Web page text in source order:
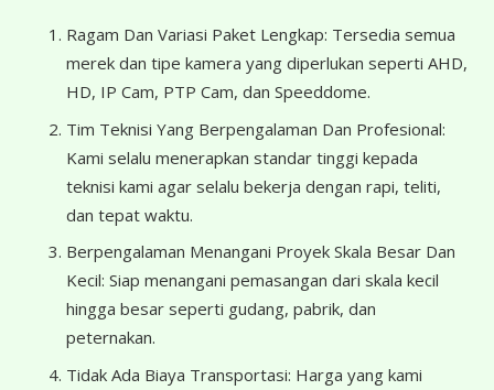
Ragam Dan Variasi Paket Lengkap: Tersedia semua
merek dan tipe kamera yang diperlukan seperti AHD,
HD, IP Cam, PTP Cam, dan Speeddome.
Tim Teknisi Yang Berpengalaman Dan Profesional:
Kami selalu menerapkan standar tinggi kepada
teknisi kami agar selalu bekerja dengan rapi, teliti,
dan tepat waktu.
Berpengalaman Menangani Proyek Skala Besar Dan
Kecil: Siap menangani pemasangan dari skala kecil
hingga besar seperti gudang, pabrik, dan
peternakan.
Tidak Ada Biaya Transportasi: Harga yang kami